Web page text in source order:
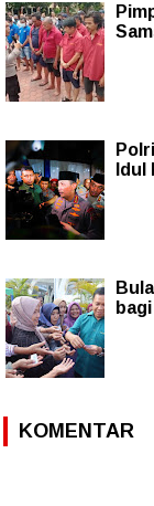
Idul
KOMENTAR